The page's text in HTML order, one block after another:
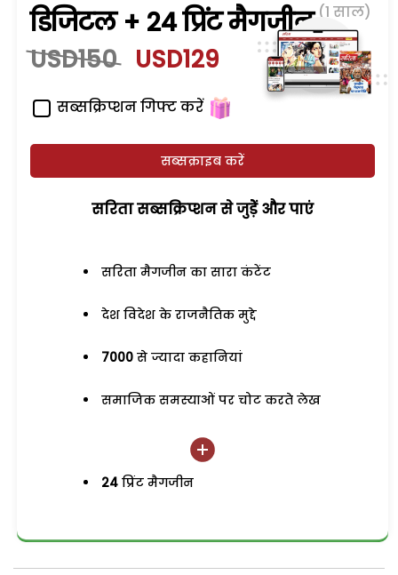
डिजिटल + 24 प्रिंट मैगजीन (1 साल)
USD150 USD129
सब्सक्रिप्शन गिफ्ट करें
सब्सक्राइब करें
सरिता सब्सक्रिप्शन से जुड़ेें और पाएं
सरिता मैगजीन का सारा कंटेंट
देश विदेश के राजनैतिक मुद्दे
7000 से ज्यादा कहानियां
समाजिक समस्याओं पर चोट करते लेख
24 प्रिंट मैगजीन